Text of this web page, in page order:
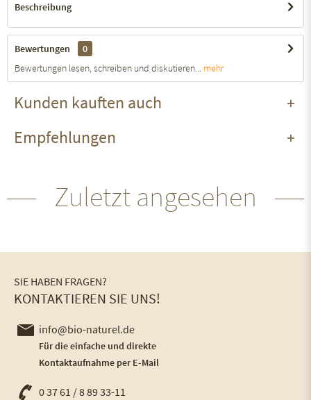
Beschreibung
Bewertungen
0
Bewertungen lesen, schreiben und diskutieren... mehr
Kunden kauften auch
Empfehlungen
Zuletzt angesehen
SIE HABEN FRAGEN?
KONTAKTIEREN SIE UNS!
info@bio-naturel.de
Für die einfache und direkte
Kontaktaufnahme per E-Mail
0 37 61 / 8 89 33-11